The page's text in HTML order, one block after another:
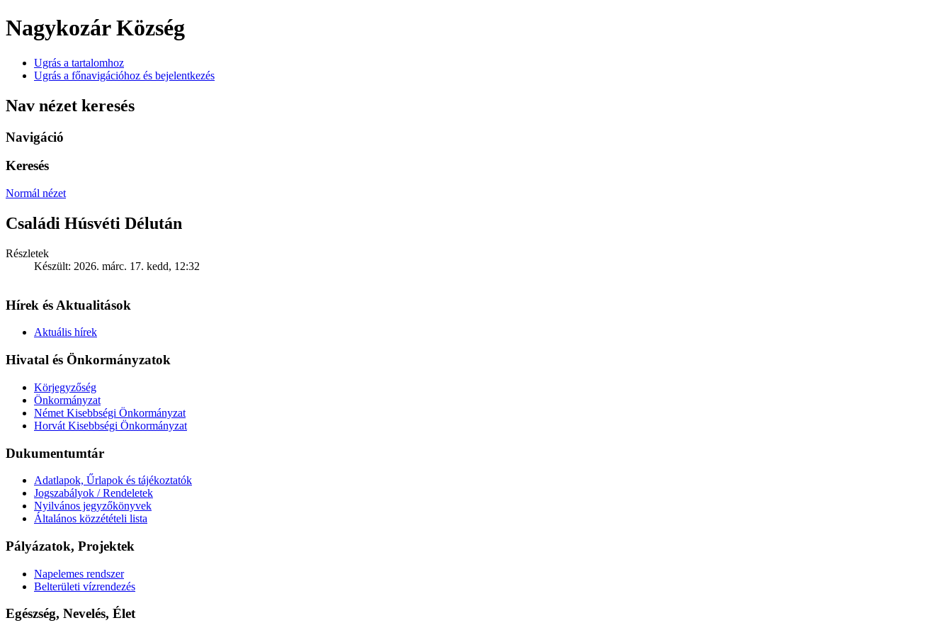
Nagykozár Község
Ugrás a tartalomhoz
Ugrás a főnavigációhoz és bejelentkezés
Nav nézet keresés
Navigáció
Keresés
Normál nézet
Családi Húsvéti Délután
Részletek
Készült: 2026. márc. 17. kedd, 12:32
Hírek és Aktualitások
Aktuális hírek
Hivatal és Önkormányzatok
Körjegyzőség
Önkormányzat
Német Kisebbségi Önkormányzat
Horvát Kisebbségi Önkormányzat
Dukumentumtár
Adatlapok, Űrlapok és tájékoztatók
Jogszabályok / Rendeletek
Nyilvános jegyzőkönyvek
Általános közzétételi lista
Pályázatok, Projektek
Napelemes rendszer
Belterületi vízrendezés
Egészség, Nevelés, Élet